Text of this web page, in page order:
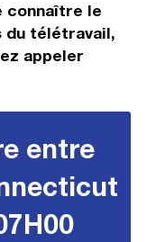
connaître le
du télétravail,
appeler
entre